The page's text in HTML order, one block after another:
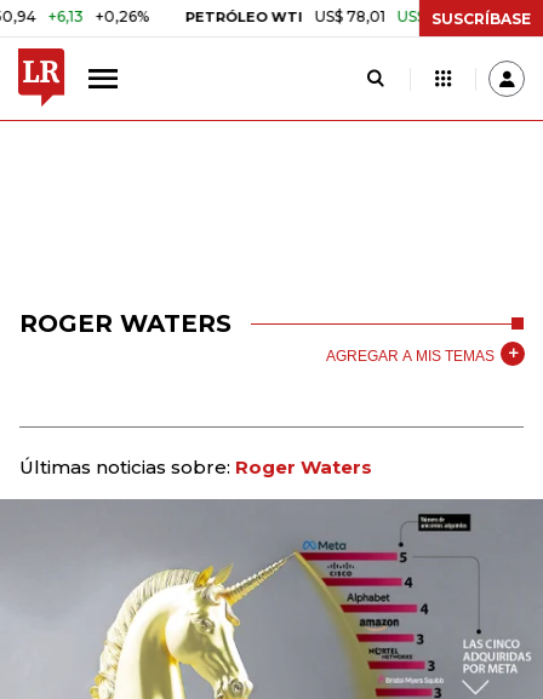
+6,13 +0,26% PETRÓLEO WTI US$ 78,01 US$ 2,92 +3,89%
SUSCRÍBASE
ROGER WATERS
AGREGAR A MIS TEMAS
Últimas noticias sobre: Roger Waters